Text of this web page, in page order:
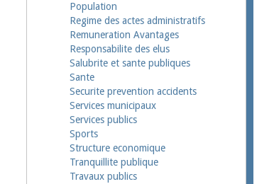
Population
Regime des actes administratifs
Remuneration Avantages
Responsabilite des elus
Salubrite et sante publiques
Sante
Securite prevention accidents
Services municipaux
Services publics
Sports
Structure economique
Tranquillite publique
Travaux publics